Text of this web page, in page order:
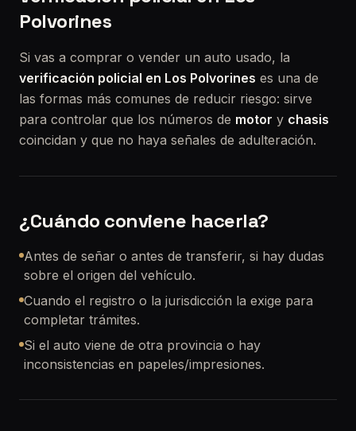
Polvorines
Si vas a comprar o vender un auto usado, la
verificación policial en Los Polvorines es una de
las formas más comunes de reducir riesgo: sirve
para controlar que los números de motor y chasis
coincidan y que no haya señales de adulteración.
¿Cuándo conviene hacerla?
Antes de señar o antes de transferir, si hay dudas
sobre el origen del vehículo.
Cuando el registro o la jurisdicción la exige para
completar trámites.
Si el auto viene de otra provincia o hay
inconsistencias en papeles/impresiones.